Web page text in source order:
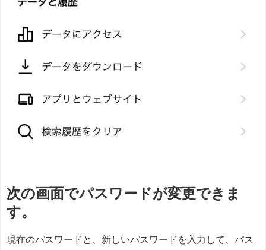
次の画面でパスワードが変更できま
す。
現在のパスワードと、新しいパスワードを入力して、パス